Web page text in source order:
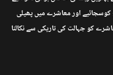
کوسجائیے اور معاشرے میں پھیلی
کو جہالت کی تاریکی سے نکالنا